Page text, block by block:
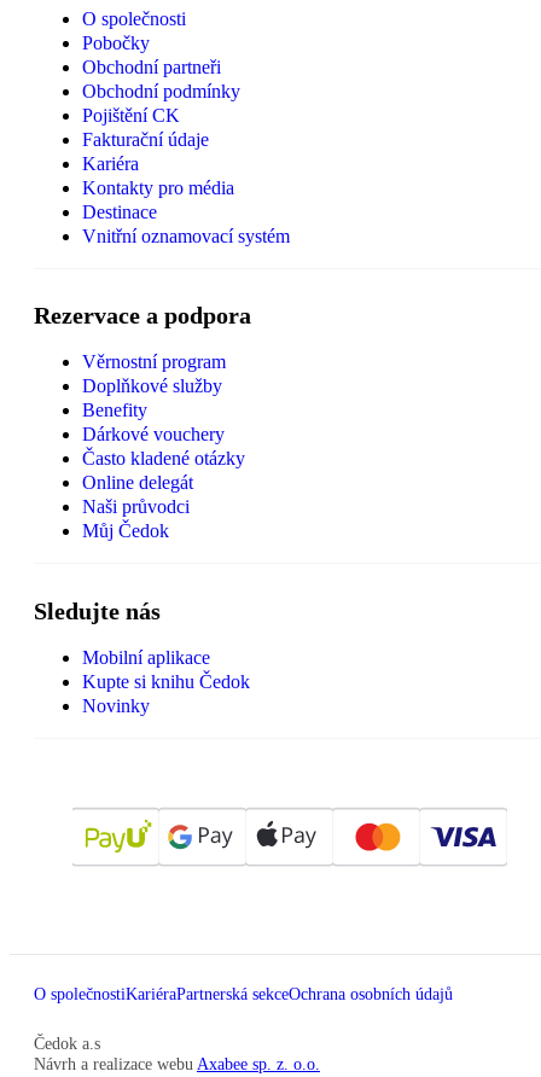
O společnosti
Pobočky
Obchodní partneři
Obchodní podmínky
Pojištění CK
Fakturační údaje
Kariéra
Kontakty pro média
Destinace
Vnitřní oznamovací systém
Rezervace a podpora
Věrnostní program
Doplňkové služby
Benefity
Dárkové vouchery
Často kladené otázky
Online delegát
Naši průvodci
Můj Čedok
Sledujte nás
Mobilní aplikace
Kupte si knihu Čedok
Novinky
O společnostiKariéraPartnerská sekceOchrana osobních údajů
Čedok a.s
Návrh a realizace webu Axabee sp. z. o.o.